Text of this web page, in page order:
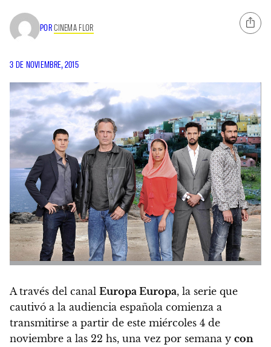
PORCINEMA FLOR
3 DE NOVIEMBRE, 2015
A través del canal Europa Europa, la serie que
cautivó a la audiencia española comienza a
transmitirse a partir de este miércoles 4 de
noviembre a las 22 hs, una vez por semana y con